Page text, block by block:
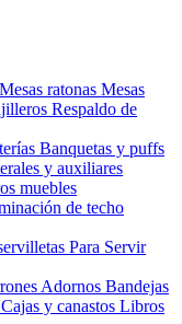
Mesas ratonas Mesas
Respaldo de
Banquetas y puffs
y auxiliares
muebles
de techo
Para Servir
Adornos Bandejas
Cajas y canastos Libros